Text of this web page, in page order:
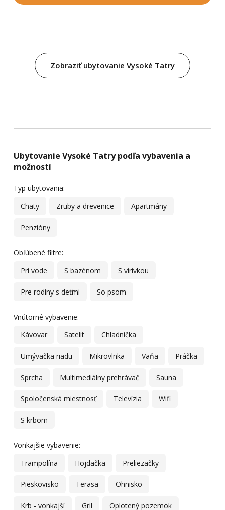
Zobraziť ubytovanie Vysoké Tatry
Ubytovanie Vysoké Tatry podľa vybavenia a
možností
Typ ubytovania:
Chaty
Zruby a drevenice Apartmány
Penzióny
Obľúbené filtre:
Pri vode
S bazénom S vírivkou
Pre rodiny s deťmi So psom
Vnútorné vybavenie:
Kávovar
Satelit Chladnička
Umývačka riadu Mikrovlnka Vaňa Práčka
Sprcha Multimediálny prehrávač Sauna
Spoločenská miestnosť Televízia Wifi
S krbom
Vonkajšie vybavenie:
Trampolína
Hojdačka Preliezačky
Pieskovisko Terasa Ohnisko
Krb - vonkajší Gril Oplotený pozemok